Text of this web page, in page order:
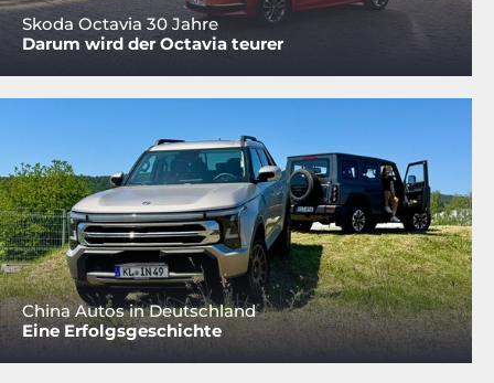
Skoda Octavia 30 Jahre
Darum wird der Octavia teurer
China Autos in Deutschland
Eine Erfolgsgeschichte